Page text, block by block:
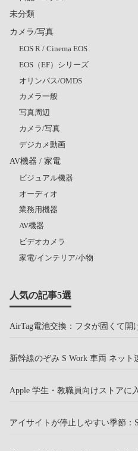
未分類
カメラ/写真
EOS R / Cinema EOS
EOS（EF）シリーズ
オリンパス/OMDS
カメラ一般
写真周辺
カメラ/写真
デジカメ動画
AV機器 / 家電
ビジュアル機器
オーディオ
業務用機器
AV機器
ビデオカメラ
家電/インテリア/小物
人気の記事5選
AirTag電池交換：フタが固くて開
新幹線のぞみ S Work 車両 ネット
Apple 学生・教職員向けストアに
アイサイトが停止しやすい季節：